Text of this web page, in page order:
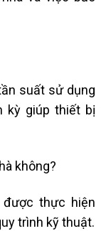
suất sử dụng
kỳ giúp thiết bị
không?
thực hiện
trình kỹ thuật.